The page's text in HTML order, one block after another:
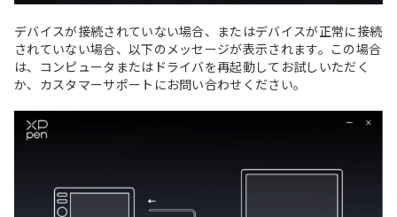
デバイスが接続されていない場合、またはデバイスが正常に接続
されていない場合、以下のメッセージが表示されます。この場合
は、コンピュータまたはドライバを再起動してお試しいただく
か、カスタマーサポートにお問い合わせください。